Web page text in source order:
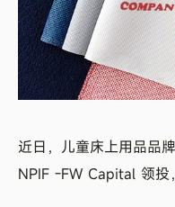
近日，儿童床上用品品
NPIF -FW Capital 领投